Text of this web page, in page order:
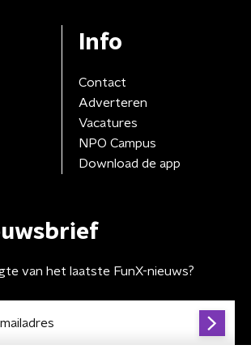
Info
Contact
Adverteren
Vacatures
NPO Campus
Download de app
van het laatste FunX-nieuws?